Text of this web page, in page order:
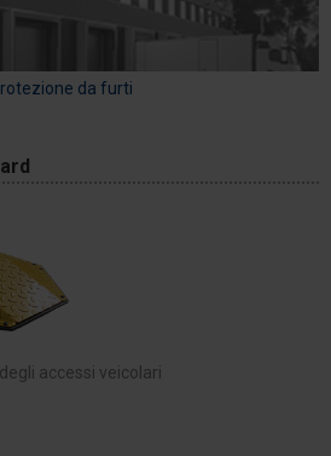
da furti
accessi veicolari